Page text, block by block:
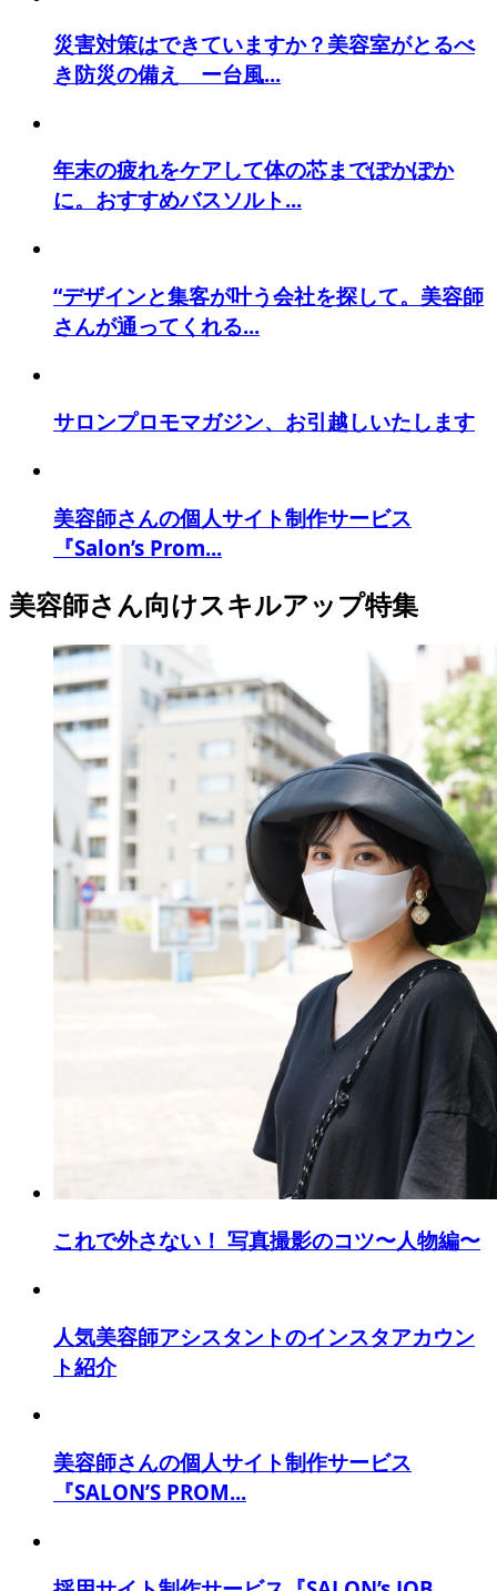
災害対策はできていますか？美容室がとるべ
き防災の備え ー台風...
年末の疲れをケアして体の芯までぽかぽか
に。おすすめバスソルト...
“デザインと集客が叶う会社を探して。美容師
さんが通ってくれる...
サロンプロモマガジン、お引越しいたします
美容師さんの個人サイト制作サービス
『Salon’s Prom...
美容師さん向けスキルアップ特集
これで外さない！ 写真撮影のコツ〜人物編〜
人気美容師アシスタントのインスタアカウン
ト紹介
美容師さんの個人サイト制作サービス
『SALON’S PROM...